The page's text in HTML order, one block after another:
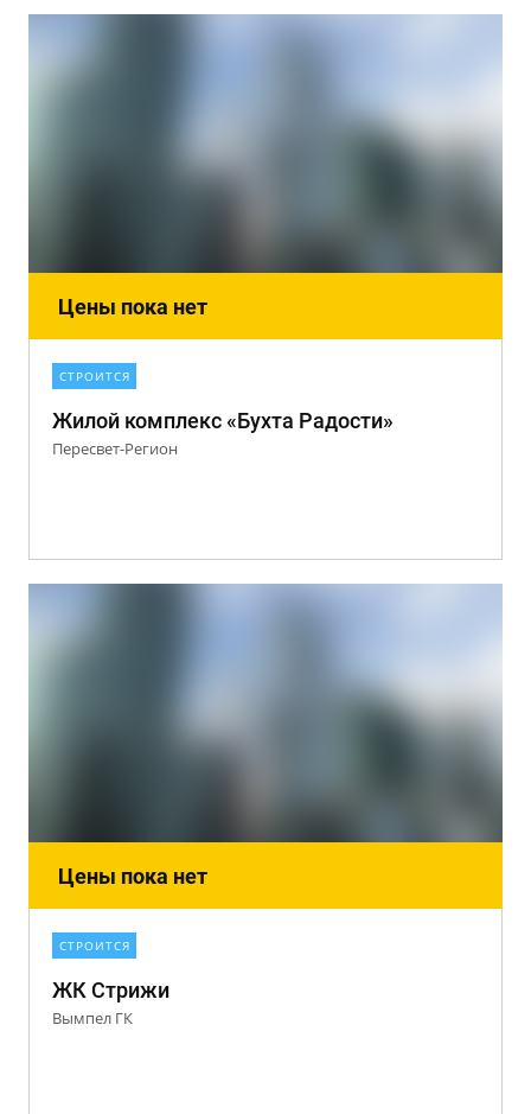
Цены пока нет
СТРОИТСЯ
Жилой комплекс «Бухта Радости»
Пересвет-Регион
Цены пока нет
СТРОИТСЯ
ЖК Стрижи
Вымпел ГК